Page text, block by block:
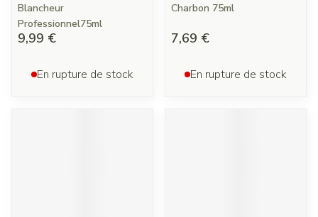
Blancheur
Professionnel75ml
9,99 €
En rupture de stock
Charbon 75ml
7,69 €
En rupture de stock